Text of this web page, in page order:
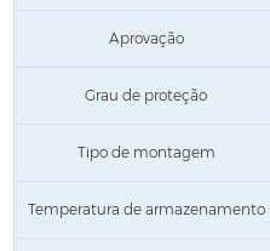
Aprovação
Grau de proteção
Tipo de montagem
Temperatura de armazenamento